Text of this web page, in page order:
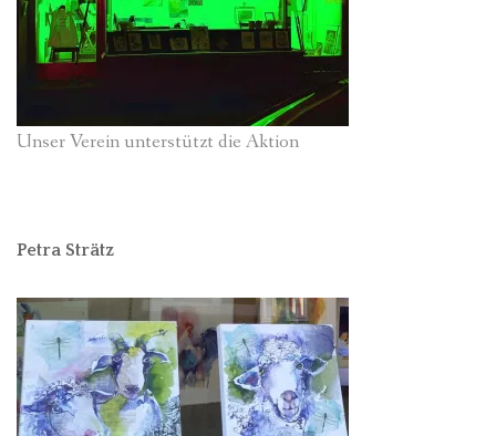
Unser Verein unterstützt die Aktion
Petra Strätz